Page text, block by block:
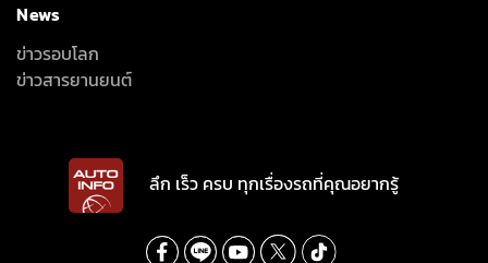
News
ข่าวรอบโลก
ข่าวสารยานยนต์
ลึก เร็ว ครบ ทุกเรื่องรถที่คุณอยากรู้